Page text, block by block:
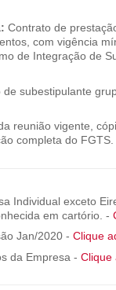
Contrato de
com vigência
de Integração de
de subestipulante
reunião vigente,
completa do FGTS.
Individual exceto
em cartório. -
Jan/2020 - Clique
da Empresa - Clique